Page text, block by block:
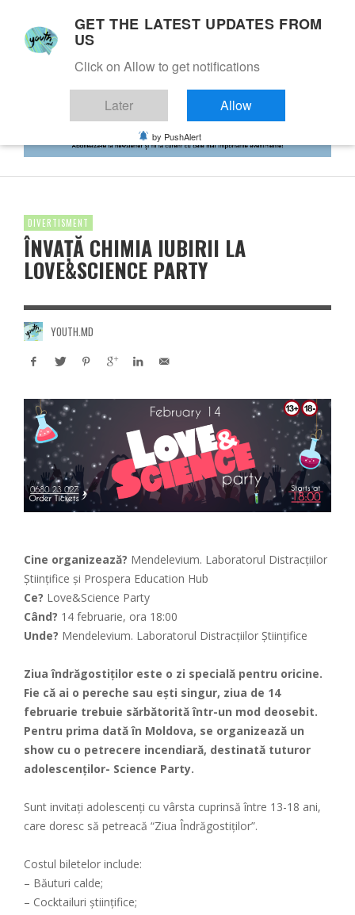
DIVERTISMENT
ÎNVAŢĂ CHIMIA IUBIRII LA
LOVE&SCIENCE PARTY
YOUTH.MD
Cine organizează? Mendelevium. Laboratorul Distracțiilor
Științifice şi Prospera Education Hub
Ce? Love&Science Party
Când? 14 februarie, ora 18:00
Unde? Mendelevium. Laboratorul Distracțiilor Științifice
Ziua îndrăgostiţilor este o zi specială pentru oricine.
Fie că ai o pereche sau eşti singur, ziua de 14
februarie trebuie sărbătorită într-un mod deosebit.
Pentru prima dată în Moldova, se organizează un
show cu o petrecere incendiară, destinată tuturor
adolescenţilor- Science Party.
Sunt invitați adolescenți cu vârsta cuprinsă între 13-18 ani,
care doresc să petreacă “Ziua Îndrăgostiților”.
Costul biletelor include:
– Băuturi calde;
– Cocktailuri ştiinţifice;
GET THE LATEST UPDATES FROM
US
Click on Allow to get notifications
Later Allow
by PushAlert